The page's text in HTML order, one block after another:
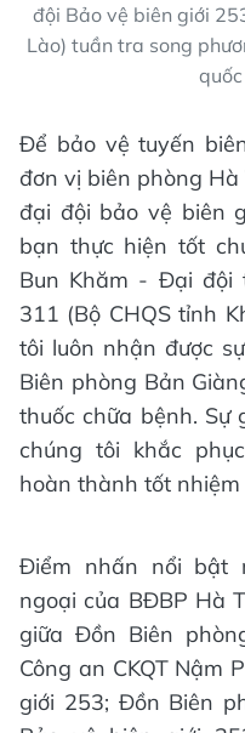
đội Bảo vệ biên giới
Lào) tuần tra song
Để bảo vệ tuyến
đơn vị biên phòng
đại đội bảo vệ biên
bạn thực hiện tốt
Bun Khăm - Đại đội
311 (Bộ CHQS tỉnh
tôi luôn nhận được
Biên phòng Bản
thuốc chữa bệnh. Sự
chúng tôi khắc
hoàn thành tốt nhiệm
Điểm nhấn nổi bật
ngoại của BĐBP Hà
giữa Đồn Biên
Công an CKQT Nậm
giới 253; Đồn Biên